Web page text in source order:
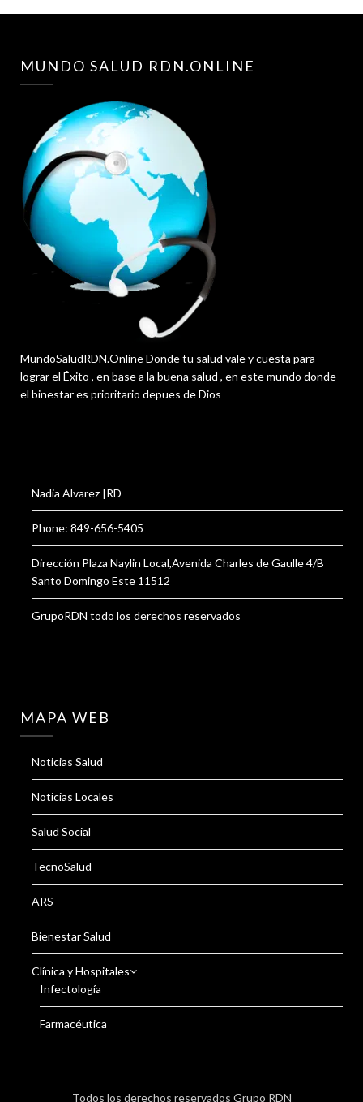
MUNDO SALUD RDN.ONLINE
MundoSaludRDN.Online Donde tu salud vale y cuesta para
lograr el Éxito , en base a la buena salud , en este mundo donde
el binestar es prioritario depues de Dios
Nadia Alvarez |RD
Phone: 849-656-5405
Dirección Plaza Naylin Local,Avenida Charles de Gaulle 4/B
Santo Domingo Este 11512
GrupoRDN todo los derechos reservados
MAPA WEB
Noticias Salud
Noticias Locales
Salud Social
TecnoSalud
ARS
Bienestar Salud
Clínica y Hospitales
Infectología
Farmacéutica
Todos los derechos reservados Grupo RDN